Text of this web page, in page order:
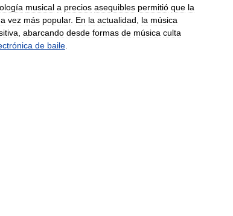
musical a precios asequibles permitió que la
vez más popular. En la actualidad la música
abarcando desde formas de música culta
de baile